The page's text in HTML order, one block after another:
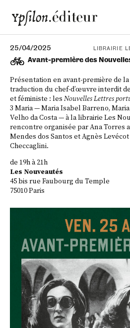
25/04/2025
Avant-première des
LIBRAIRIE
Présentation en avant-première de
traduction du chef-d’œuvre interdit
et féministe : les Nouvelles Lettres
3 Maria — Maria Isabel Barreno,
Velho da Costa — à la librairie Les
rencontre organisée par Ana Torres
Mendes dos Santos et Agnès
Checcaglini.
de 19h à 21h
Les Nouveautés
45 bis rue Faubourg du Temple
75010 Paris